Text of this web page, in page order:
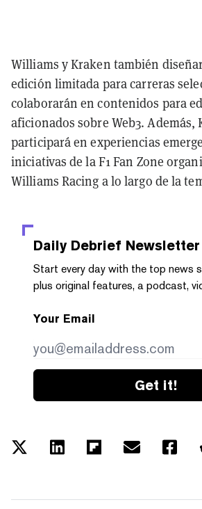
Williams y Kraken también
edición limitada para carreras
colaborarán en contenidos para
aficionados sobre Web3. Además,
participará en experiencias
iniciativas de la F1 Fan Zone
Williams Racing a lo largo de la
Daily Debrief Newsletter
Start every day with the top news
plus original features, a podcast,
Your Email
Get it!